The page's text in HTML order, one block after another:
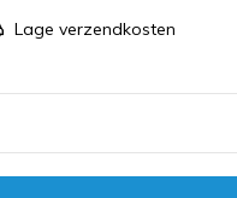
Lage verzendkosten